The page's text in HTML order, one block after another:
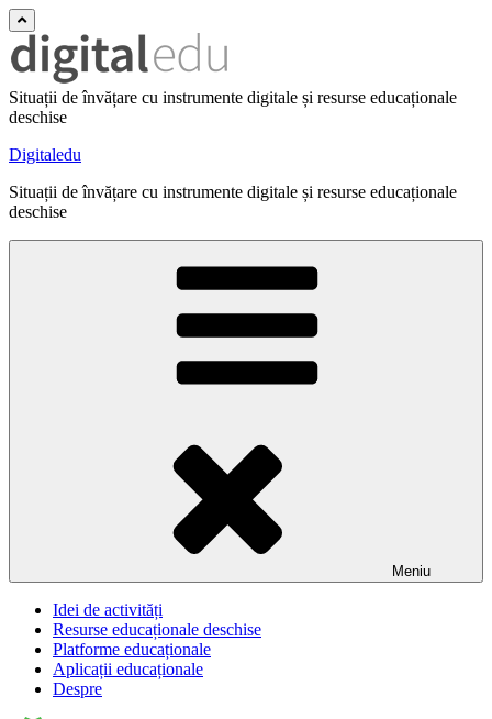
Situații de învățare cu instrumente digitale și resurse educaționale
deschise
Digitaledu
Situații de învățare cu instrumente digitale și resurse educaționale
deschise
Meniu
Idei de activități
Resurse educaționale deschise
Platforme educaționale
Aplicații educaționale
Despre